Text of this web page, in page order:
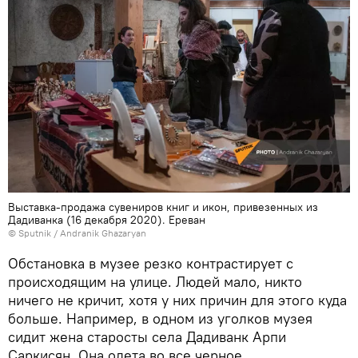
Выставка-продажа сувениров книг и икон, привезенных из
Дадиванка (16 декабря 2020). Еревaн
© Sputnik / Andranik Ghazaryan
Обстановка в музее резко контрастирует с
происходящим на улице. Людей мало, никто
ничего не кричит, хотя у них причин для этого куда
больше. Например, в одном из уголков музея
сидит жена старосты села Дадиванк Арпи